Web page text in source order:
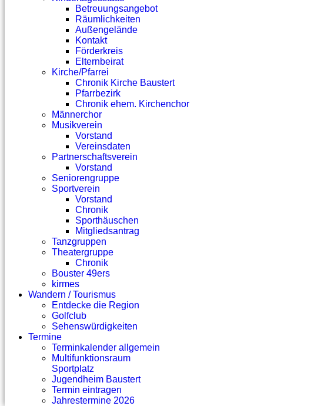
Betreuungsangebot
Räumlichkeiten
Außengelände
Kontakt
Förderkreis
Elternbeirat
Kirche/Pfarrei
Chronik Kirche Baustert
Pfarrbezirk
Chronik ehem. Kirchenchor
Männerchor
Musikverein
Vorstand
Vereinsdaten
Partnerschaftsverein
Vorstand
Seniorengruppe
Sportverein
Vorstand
Chronik
Sporthäuschen
Mitgliedsantrag
Tanzgruppen
Theatergruppe
Chronik
Bouster 49ers
kirmes
Wandern / Tourismus
Entdecke die Region
Golfclub
Sehenswürdigkeiten
Termine
Terminkalender allgemein
Multifunktionsraum
Sportplatz
Jugendheim Baustert
Termin eintragen
Jahrestermine 2026